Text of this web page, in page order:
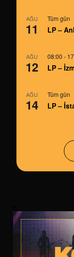
AĞU
11
Tüm gün
LP –
AĞU
12
08:00 -
LP –
AĞU
14
Tüm gün
LP –